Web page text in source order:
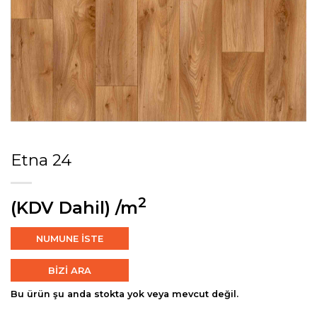
Etna 24
(KDV Dahil) /m2
NUMUNE İSTE
BİZİ ARA
Bu ürün şu anda stokta yok veya mevcut değil.